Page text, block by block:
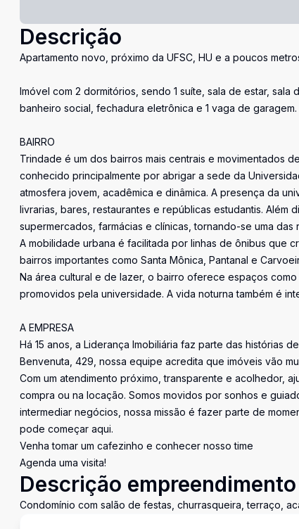
Descrição
Apartamento novo, próximo da UFSC, HU e a poucos
Imóvel com 2 dormitórios, sendo 1 suíte, sala de estar,
banheiro social, fechadura eletrônica e 1 vaga de garagem.
BAIRRO
Trindade é um dos bairros mais centrais e movimentados
conhecido principalmente por abrigar a sede da
atmosfera jovem, acadêmica e dinâmica. A presença da
livrarias, bares, restaurantes e repúblicas estudantis. Além
supermercados, farmácias e clínicas, tornando-se uma
A mobilidade urbana é facilitada por linhas de ônibus que
bairros importantes como Santa Mônica, Pantanal e
Na área cultural e de lazer, o bairro oferece espaços
promovidos pela universidade. A vida noturna também é
A EMPRESA
Há 15 anos, a Liderança Imobiliária faz parte das histórias
Benvenuta, 429, nossa equipe acredita que imóveis vão
Com um atendimento próximo, transparente e acolhedor,
compra ou na locação. Somos movidos por sonhos e
intermediar negócios, nossa missão é fazer parte de
pode começar aqui.
Venha tomar um cafezinho e conhecer nosso time
Agenda uma visita!
Descrição empreendimento
Condomínio com salão de festas, churrasqueira, terraço,